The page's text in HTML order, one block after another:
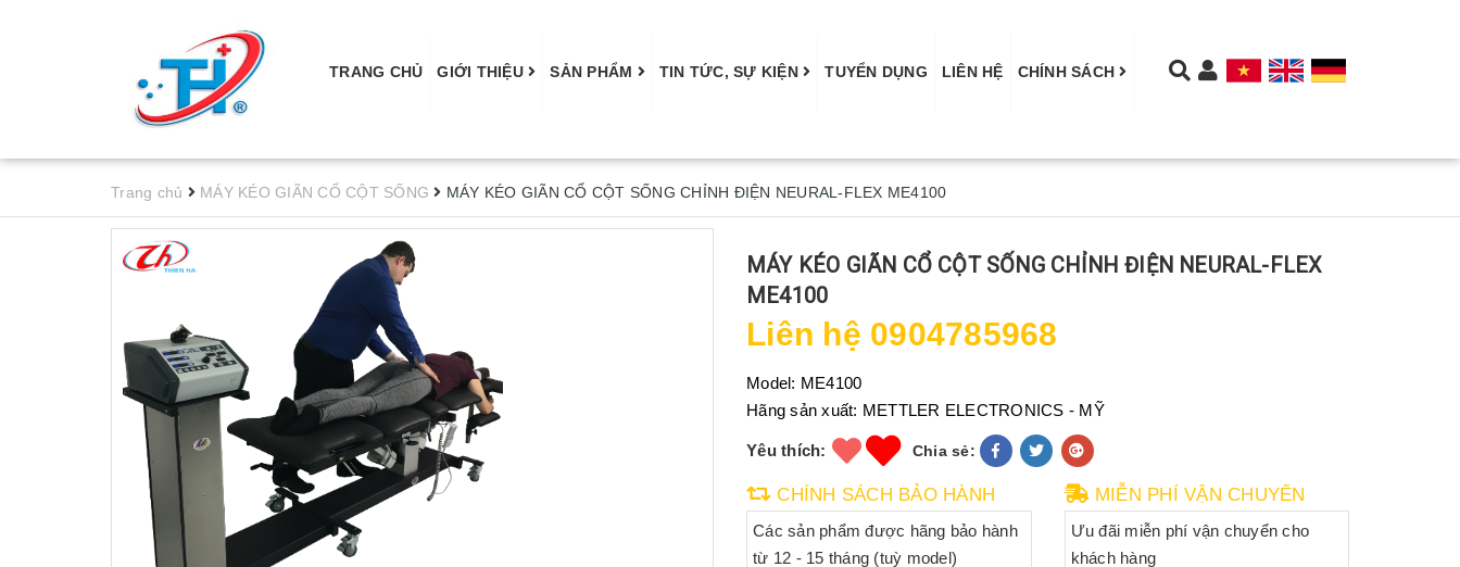
TRANG CHỦ GIỚI THIỆU SẢN PHẨM TIN TỨC, SỰ KIỆN TUYỂN DỤNG LIÊN HỆ CHÍNH SÁCH
Trang chủ MÁY KÉO GIÃN CỔ CỘT SỐNG MÁY KÉO GIÃN CỔ CỘT SỐNG CHỈNH ĐIỆN NEURAL-FLEX ME4100
MÁY KÉO GIÃN CỔ CỘT SỐNG CHỈNH ĐIỆN NEURAL-FLEX
ME4100
Liên hệ 0904785968
Model: ME4100
Hãng sản xuất: METTLER ELECTRONICS - MỸ
Yêu thích: Chia sẻ:
CHÍNH SÁCH BẢO HÀNH
Các sản phẩm được hãng bảo hành
từ 12 - 15 tháng (tuỳ model)
MIỄN PHÍ VẬN CHUYỂN
Ưu đãi miễn phí vận chuyển cho
khách hàng